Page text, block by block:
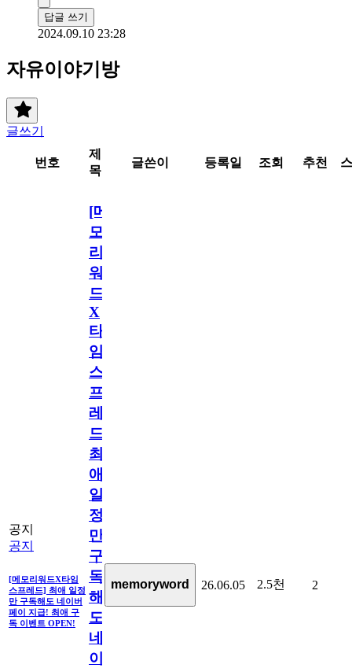
답글 쓰기
2024.09.10 23:28
자유이야기방
글쓰기
번호
제
목
글쓴이 등록일 조회 추천
공지
공지
[메모리워드X타임
스프레드] 최애 일정
만 구독해도 네이버
페이 지급! 최애 구
독 이벤트 OPEN!
[메
모
리
워
드
X
타
임
스
프
레
드]
최
애
일
정
만
구
독
해
도
네
이
memoryword 26.06.05 2.5천 2